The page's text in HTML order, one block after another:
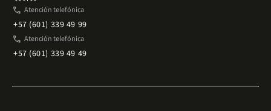
phone Atención telefónica
+57 (601) 339 49 99
phone Atención telefónica
+57 (601) 339 49 49